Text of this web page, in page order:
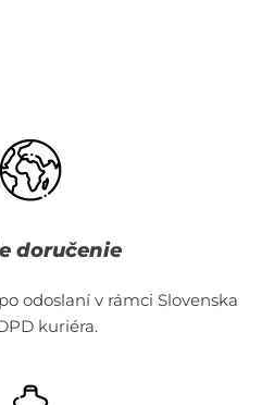
doručenie
odoslaní v rámci Slovenska
kuriéra.